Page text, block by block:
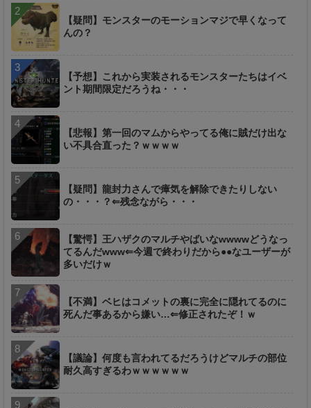
【疑問】モンスターのモーションマジで早くなって
んの？
【予想】これから実装されるモンスターたちはイベ
ント期間限定だろうね・・・
【悲報】第一回のマムからやってる俺に賊だけ出な
い不具合直った？ｗｗｗｗ
【疑問】龍封力さんで瘴気を解除できたりしない
の・・・？⇐残念ながら・・・
【驚愕】王ハザクのマルチやばいなwwwwどうなっ
てるんだwww⇐今週で終わりだから●●なユーザーが
多いだけｗ
【不満】ベヒはコメットの裏に完全に隠れてるのに
死んだ事あるから嫌い…⇐修正されたぞ！ｗ
【議論】何度も言われてるだろうけどマルチの部位
耐久高すぎるわｗｗｗｗｗｗ